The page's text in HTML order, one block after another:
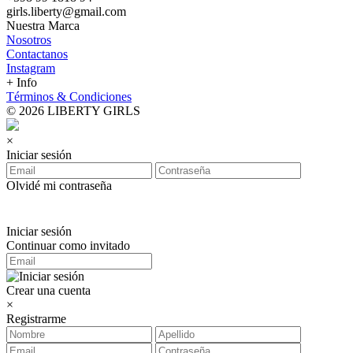
girls.liberty@gmail.com
Nuestra Marca
Nosotros
Contactanos
Instagram
+ Info
Términos & Condiciones
© 2026 LIBERTY GIRLS
×
Iniciar sesión
Olvidé mi contraseña
Iniciar sesión
Continuar como invitado
Crear una cuenta
×
Registrarme